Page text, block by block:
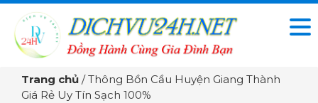
Trang chủ /Thông Bồn Cầu Huyện Giang Thành
Giá Rẻ Uy Tín Sạch 100%